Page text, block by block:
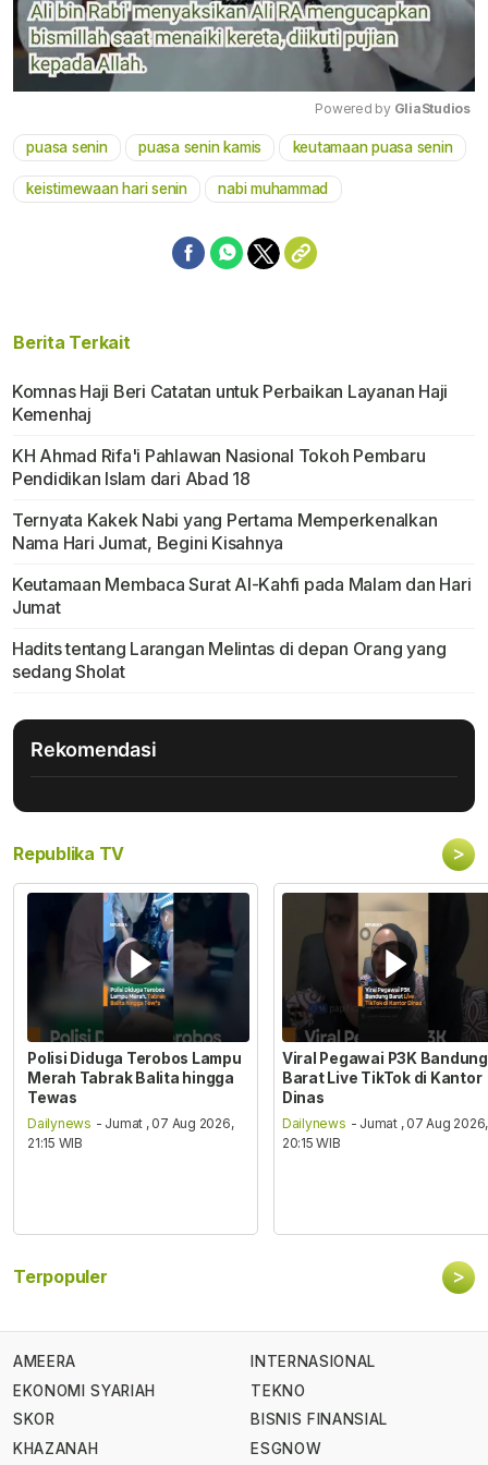
Mute
Powered by GliaStudios
puasa senin puasa senin kamis keutamaan puasa senin
keistimewaan hari senin nabi muhammad
Berita Terkait
Komnas Haji Beri Catatan untuk Perbaikan Layanan Haji
Kemenhaj
KH Ahmad Rifa'i Pahlawan Nasional Tokoh Pembaru
Pendidikan Islam dari Abad 18
Ternyata Kakek Nabi yang Pertama Memperkenalkan
Nama Hari Jumat, Begini Kisahnya
Keutamaan Membaca Surat Al-Kahfi pada Malam dan Hari
Jumat
Hadits tentang Larangan Melintas di depan Orang yang
sedang Sholat
Rekomendasi
Republika TV >
Polisi Diduga Terobos Lampu
Merah Tabrak Balita hingga
Tewas
Dailynews - Jumat , 07 Aug 2026,
21:15 WIB
Viral Pegawai P3K Bandung
Barat Live TikTok di Kantor
Dinas
Dailynews - Jumat , 07 Aug 2026,
20:15 WIB
Terpopuler >
AMEERA
EKONOMI SYARIAH
SKOR
KHAZANAH
INTERNASIONAL
TEKNO
BISNIS FINANSIAL
ESGNOW